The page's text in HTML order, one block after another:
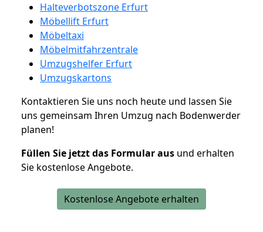
Halteverbotszone Erfurt
Möbellift Erfurt
Möbeltaxi
Möbelmitfahrzentrale
Umzugshelfer Erfurt
Umzugskartons
Kontaktieren Sie uns noch heute und lassen Sie
uns gemeinsam Ihren Umzug nach Bodenwerder
planen!
Füllen Sie jetzt das Formular aus und erhalten
Sie kostenlose Angebote.
Kostenlose Angebote erhalten